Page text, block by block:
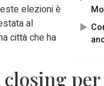
elezioni è
al
città che ha
per